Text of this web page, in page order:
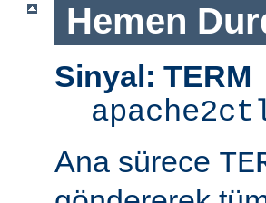
Hemen
Sinyal: TERM
Ana sürece